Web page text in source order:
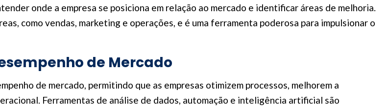
onde a empresa se posiciona em relação ao mercado e identificar áreas de melhoria.
como vendas, marketing e operações, e é uma ferramenta poderosa para impulsionar o
de Mercado
de mercado, permitindo que as empresas otimizem processos, melhorem a
Ferramentas de análise de dados, automação e inteligência artificial são